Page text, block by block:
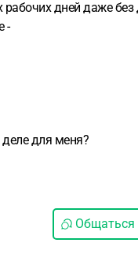
рабочих дней даже
-
для меня?
Общаться